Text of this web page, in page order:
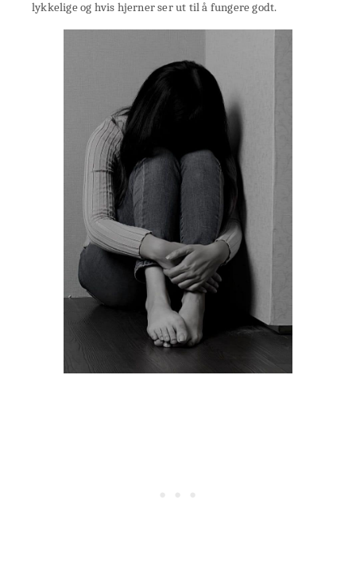
lykkelige og hvis hjerner ser ut til å fungere godt.